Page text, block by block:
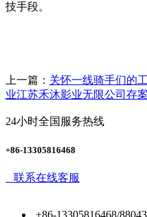
技手段。
上一篇： 关怀一线骑手们的
业江苏禾沐影业无限公司存
24小时全国服务热线
+86-13305816468
联系在线客服
+86-13305816468/